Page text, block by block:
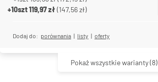
+10szt119,97 zł(147,56 zł)
Dodaj do: porównania | listy | oferty
Pokaż wszystkie warianty(8)